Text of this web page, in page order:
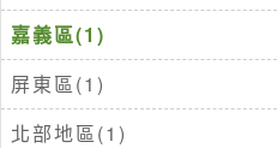
嘉義區(1)
屏東區(1)
北部地區(1)